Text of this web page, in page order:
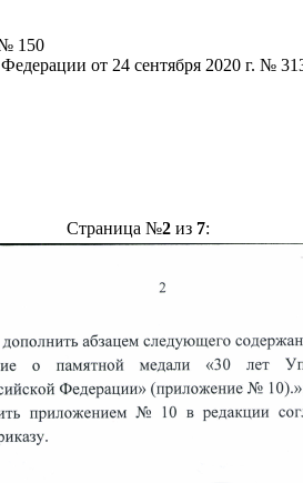
150
от 24 сентября 2020 г. №
Страница №2из 7: